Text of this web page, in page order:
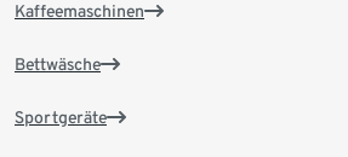
Kaffeemaschinen
Bettwäsche
Sportgeräte